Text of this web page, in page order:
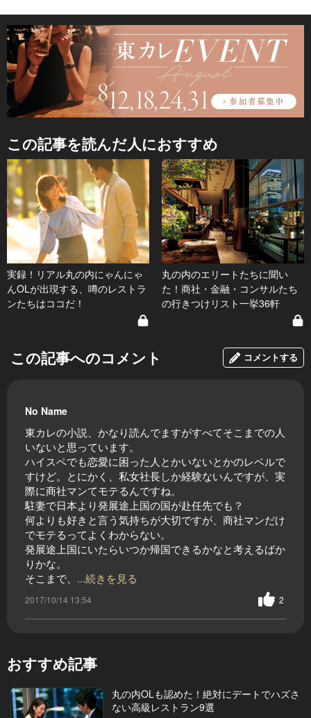
この記事を読んだ人におすすめ
実録！リアル丸の内にゃんにゃ
んOLが出現する、噂のレストラ
ンたちはココだ！
丸の内のエリートたちに聞い
た！商社・金融・コンサルたち
の行きつけリスト一挙36軒
この記事へのコメント コメントする
No Name
東カレの小説、かなり読んでますがすべてそこまでの人
いないと思っています。
ハイスペでも恋愛に困った人とかいないとかのレベルで
すけど。とにかく、私女社長しか経験ないんですが、実
際に商社マンてモテるんですね。
駐妻で日本より発展途上国の国が赴任先でも？
何よりも好きと言う気持ちが大切ですが、商社マンだけ
でモテるってよくわからない。
発展途上国にいたらいつか帰国できるかなと考えるばか
りかな。
そこまで、 ...続きを見る
2017/10/14 13:54 2
おすすめ記事
丸の内OLも認めた！絶対にデートでハズさ
ない高級レストラン9選